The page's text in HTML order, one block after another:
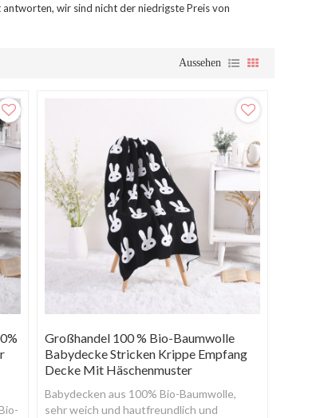
wir sind nicht der niedrigste Preis von
Aussehen
Großhandel 100 % Bio-Baumwolle
Babydecke Stricken Krippe Empfang
Decke Mit Häschenmuster
Babydecken aus 100% Bio-Baumwolle,
sehr weich und hautfreundlich und